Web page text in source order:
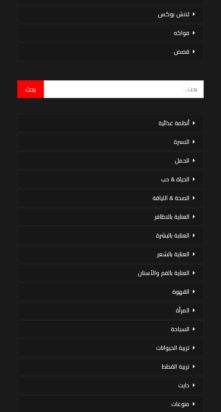
لانش بوكس
فواكه
قصص
أنظمة غذائية
الاسرة
الحمل
الحياة & حب
الصحة & اللياقة
العناية بالاظافر
العناية بالبشرة
العناية بالشعر
العناية بالفم والأسنان
القهوة
المرأة
السياحة
تربية الحيوانات
تربية القطط
دايت
منوعات